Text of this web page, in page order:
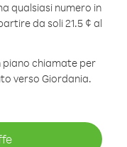
qualsiasi numero in
da soli 21.5 ¢ al
chiamate per
verso Giordania.